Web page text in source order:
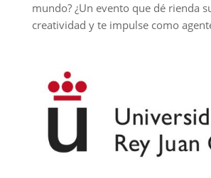
mundo? ¿Un evento que dé rienda
creatividad y te impulse como